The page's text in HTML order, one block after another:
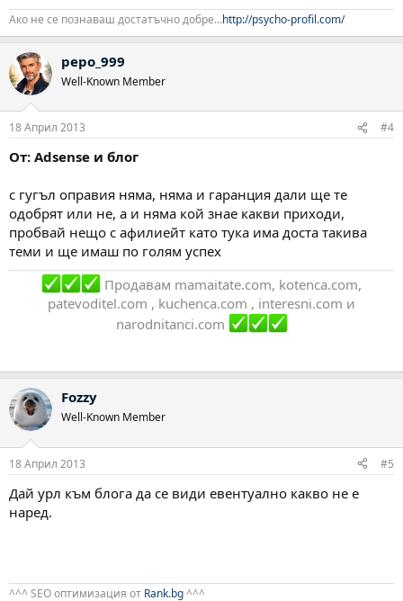
Ако не се познаваш достатъчно добре...http://psycho-profil.com/
pepo_999
Well-Known Member
18 Април 2013 #4
От: Adsense и блог
с гугъл оправия няма, няма и гаранция дали ще те
одобрят или не, а и няма кой знае какви приходи,
пробвай нещо с афилиейт като тука има доста такива
теми и ще имаш по голям успех
Продавам mamaitate.com, kotenca.com,
patevoditel.com , kuchenca.com , interesni.com и
narodnitanci.com
Fozzy
Well-Known Member
18 Април 2013 #5
Дай урл към блога да се види евентуално какво не е
наред.
^^^ SEO оптимизация от Rank.bg^^^